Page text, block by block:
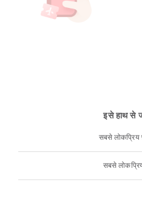
इसे हाथ से
सबसे लोकप्रिय
सबसे